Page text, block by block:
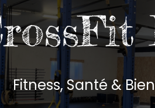
Fitness, Santé &